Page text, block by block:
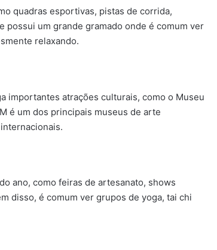
quadras esportivas, pistas de corrida,
possui um grande gramado onde é comum ver
relaxando.
importantes atrações culturais, como o Museu
é um dos principais museus de arte
ano, como feiras de artesanato, shows
disso, é comum ver grupos de yoga, tai chi